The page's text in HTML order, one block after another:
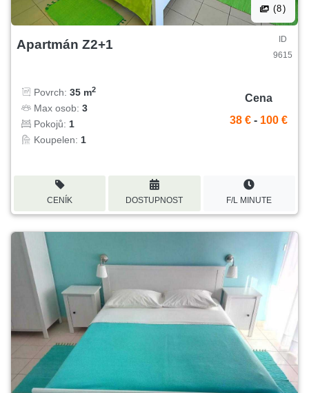
(8)
Apartmán Z2+1
ID
9615
Povrch: 35 m2
Max osob: 3
Pokojů: 1
Koupelen: 1
Cena
38 € - 100 €
CENÍK DOSTUPNOST F/L MINUTE